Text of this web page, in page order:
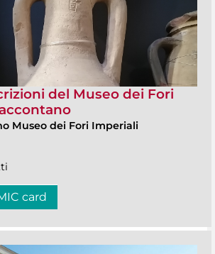
del Museo dei Fori
Museo dei Fori Imperiali
card